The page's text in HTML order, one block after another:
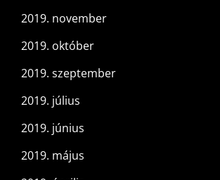
2019. november
2019. október
2019. szeptember
2019. július
2019. június
2019. május